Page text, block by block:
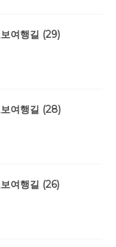
여행길 (29)
여행길 (28)
여행길 (26)